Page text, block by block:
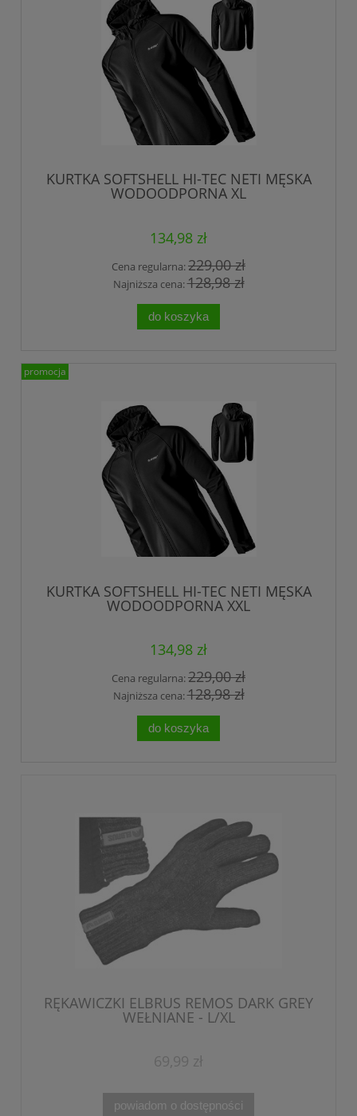
KURTKA SOFTSHELL HI-TEC NETI MĘSKA
WODOODPORNA XL
134,98 zł
Cena regularna:229,00 zł
Najniższa cena:128,98 zł
do koszyka
KURTKA SOFTSHELL HI-TEC NETI MĘSKA
WODOODPORNA XXL
134,98 zł
Cena regularna:229,00 zł
Najniższa cena:128,98 zł
do koszyka
promocja
RĘKAWICZKI ELBRUS REMOS DARK GREY
WEŁNIANE - L/XL
69,99 zł
powiadom o dostępności